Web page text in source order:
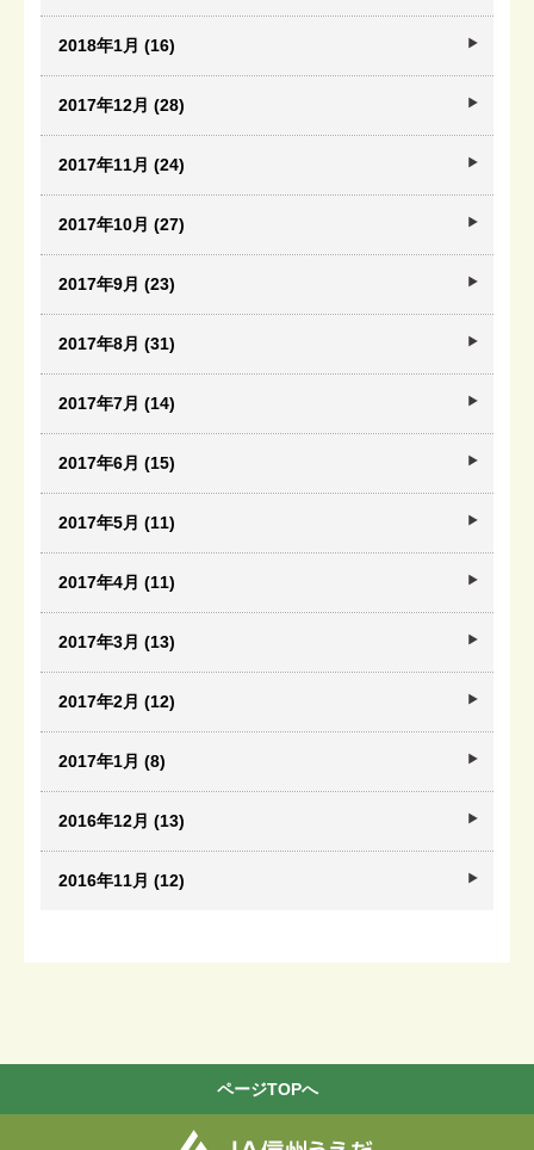
2018年1月 (16)
2017年12月 (28)
2017年11月 (24)
2017年10月 (27)
2017年9月 (23)
2017年8月 (31)
2017年7月 (14)
2017年6月 (15)
2017年5月 (11)
2017年4月 (11)
2017年3月 (13)
2017年2月 (12)
2017年1月 (8)
2016年12月 (13)
2016年11月 (12)
ページTOPへ